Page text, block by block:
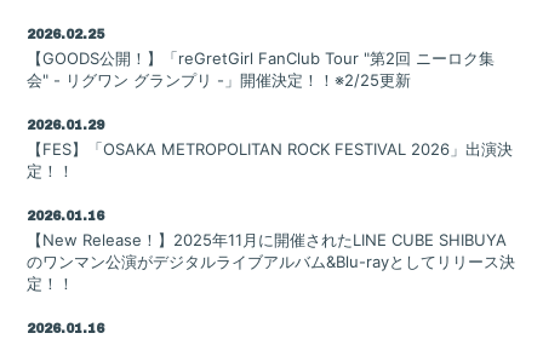
Bio
Disc
Goods
2026.02.25
【GOODS公開！】「reGretGirl FanClub Tour "第2回 ニーロク集
会" - リグワン グランプリ -」開催決定！！※2/25更新
2026.01.29
【FES】「OSAKA METROPOLITAN ROCK FESTIVAL 2026」出演決
定！！
2026.01.16
【New Release！】2025年11月に開催されたLINE CUBE SHIBUYA
のワンマン公演がデジタルライブアルバム&Blu-rayとしてリリース決
定！！
2026.01.16